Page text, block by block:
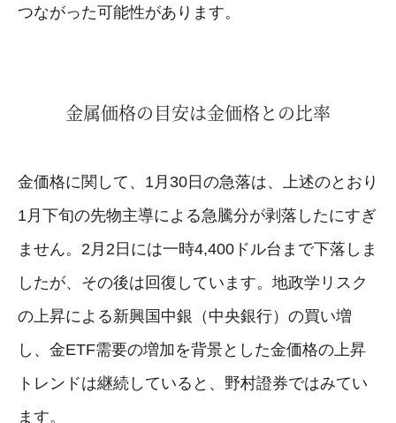
つながった可能性があります。
金属価格の目安は金価格との比率
金価格に関して、1月30日の急落は、上述のとおり
1月下旬の先物主導による急騰分が剥落したにすぎ
ません。2月2日には一時4,400ドル台まで下落しま
したが、その後は回復しています。地政学リスク
の上昇による新興国中銀（中央銀行）の買い増
し、金ETF需要の増加を背景とした金価格の上昇
トレンドは継続していると、野村證券ではみてい
ます。